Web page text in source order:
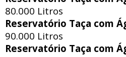
80.000 Litros
Reservatório Taça com
90.000 Litros
Reservatório Taça com